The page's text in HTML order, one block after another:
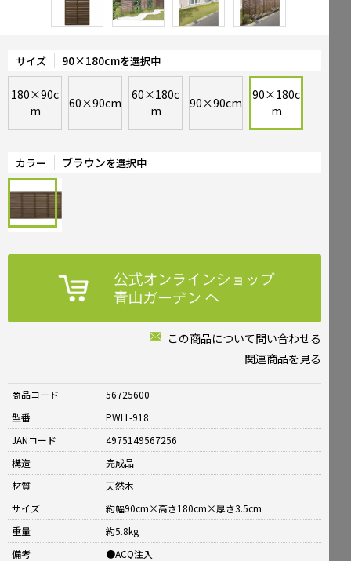
Tel. 0120-51-4128
サイズ 90×180cmを選択中
180×90c
m
60×90cm
60×180c
m
90×90cm
90×180c
m
カラー ブラウンを選択中
この商品について問い合わせる
関連商品を見る
商品コード
56725600
型番
PWLL-918
JANコード
4975149567256
構造
完成品
材質
天然木
サイズ
約幅90cm×高さ180cm×厚さ3.5cm
重量
約5.8kg
備考
●ACQ注入